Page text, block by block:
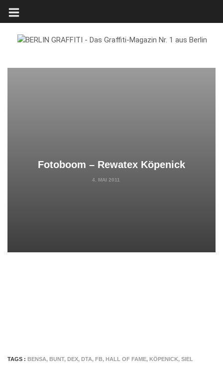
Fotoboom – Rewatex Köpenick
4. MAI 2011
TAGS : BENSA, BUNT, DEX, DTA, FB, HALL OF FAME, KÖPENICK, SIEL